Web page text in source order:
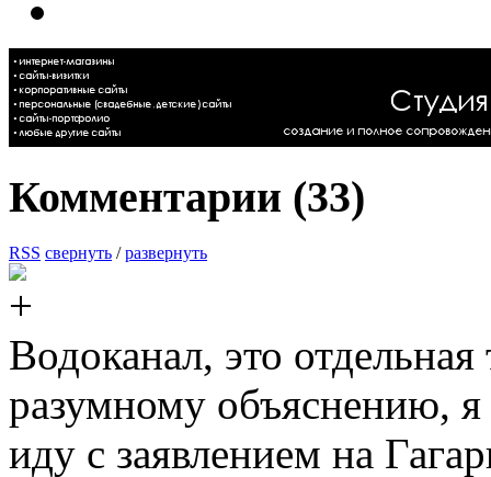
Комментарии (33)
RSS свернуть /развернуть
Водоканал, это
разумному объяснению,
иду с заявлением на